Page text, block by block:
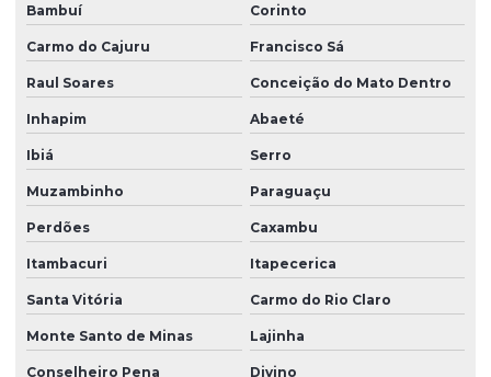
Bambuí Corinto
Carmo do Cajuru Francisco Sá
Raul Soares Conceição do Mato Dentro
Inhapim Abaeté
Ibiá Serro
Muzambinho Paraguaçu
Perdões Caxambu
Itambacuri Itapecerica
Santa Vitória Carmo do Rio Claro
Monte Santo de Minas Lajinha
Conselheiro Pena Divino